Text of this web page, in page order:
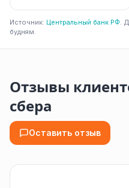
Источник: Центральный банк РФ.
будням.
Отзывы
сбера
Оставить отзыв